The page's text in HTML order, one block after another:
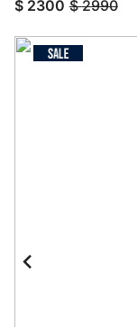
$ 2300 $ 2990